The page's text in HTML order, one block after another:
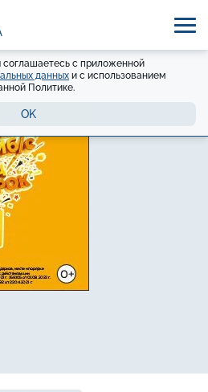
с приложенной
данных и с использованием
Политике.
OK